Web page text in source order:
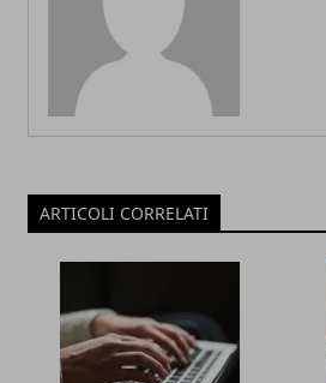
ARTICOLI CORRELATI